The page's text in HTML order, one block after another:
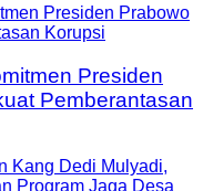
Presiden
Pemberantasan